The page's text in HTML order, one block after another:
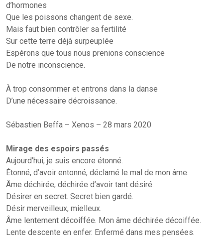
d’hormones
Que les poissons changent de sexe.
Mais faut bien contrôler sa fertilité
Sur cette terre déjà surpeuplée
Espérons que tous nous prenions conscience
De notre inconscience.
À trop consommer et entrons dans la danse
D’une nécessaire décroissance.
Sébastien Beffa – Xenos – 28 mars 2020
Mirage des espoirs passés
Aujourd’hui, je suis encore étonné.
Étonné, d’avoir entonné, déclamé le mal de mon âme.
Âme déchirée, déchirée d’avoir tant désiré.
Désirer en secret. Secret bien gardé.
Désir merveilleux, mielleux.
Âme lentement décoiffée. Mon âme déchirée décoiffée.
Lente descente en enfer. Enfermé dans mes pensées.